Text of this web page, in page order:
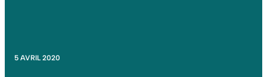
5 AVRIL 2020